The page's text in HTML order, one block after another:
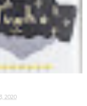
2020